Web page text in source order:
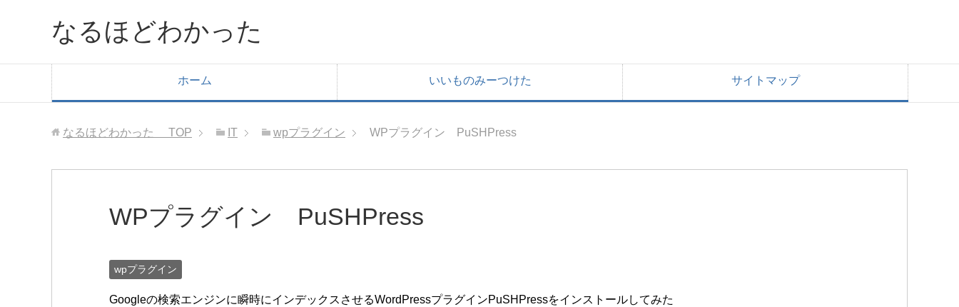
なるほどわかった
ホーム いいものみーつけた サイトマップ
なるほどわかった TOP IT wpプラグイン WPプラグイン PuSHPress
WPプラグイン PuSHPress
wpプラグイン
Googleの検索エンジンに瞬時にインデックスさせるWordPressプラグインPuSHPressをインストールしてみた